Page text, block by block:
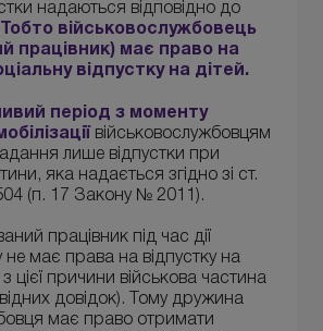
надаються відповідно до
Тобто військовослужбовець
працівник) має право на
відпустку на дітей.
період з моменту
військовослужбовцям
лише відпустки при
яка надається згідно зі ст.
(п. 17 Закону № 2011).
працівник під час дії
не має права на відпустку на
цієї причини військова частина
довідок). Тому дружина
має право отримати